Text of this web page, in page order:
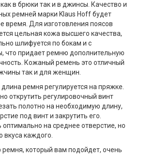
в брюки так и в джинсы. Качество и
ремней марки Klaus Hoff будет
время. Для изготовления поясов
цельная кожа высшего качества,
шлифуется по бокам и с
что придает ремню дополнительную
Кожаный ремень это отличный
так и для женщин.
ремня регулируется на пряжке.
открутить регулировочный винт
полотно на необходимую длину,
под винт и закрутить его.
оптимально на среднее отверстие, но
вкуса каждого.
который вам подойдет, очень